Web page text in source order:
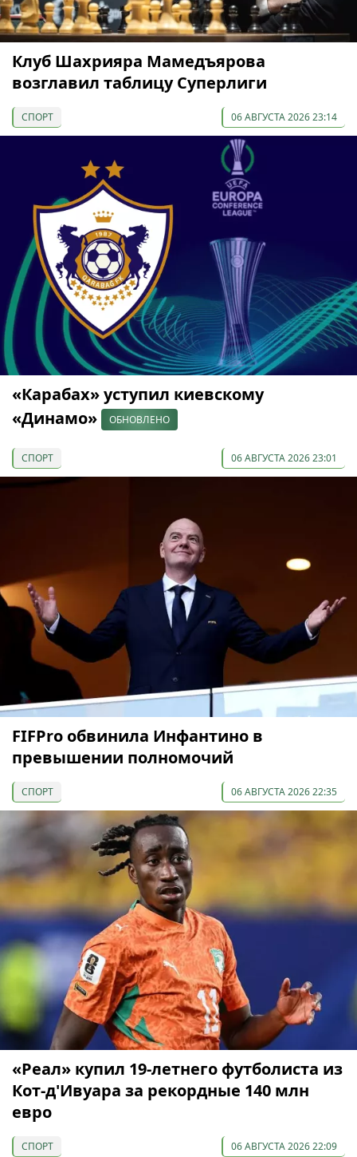
Клуб Шахрияра Мамедъярова
возглавил таблицу Суперлиги
СПОРТ 06 АВГУСТА 2026 23:14
«Карабах» уступил киевскому
«Динамо»
ОБНОВЛЕНО
СПОРТ 06 АВГУСТА 2026 23:01
FIFPro обвинила Инфантино в
превышении полномочий
СПОРТ 06 АВГУСТА 2026 22:35
«Реал» купил 19-летнего футболиста из
Кот-д'Ивуара за рекордные 140 млн
евро
СПОРТ 06 АВГУСТА 2026 22:09